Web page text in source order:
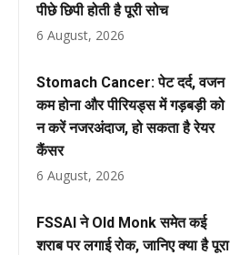
पीछे छिपी होती है पूरी सोच
6 August, 2026
Stomach Cancer: पेट दर्द, वजन
कम होना और पीरियड्स में गड़बड़ी को
न करें नजरअंदाज, हो सकता है रेयर
कैंसर
6 August, 2026
FSSAI ने Old Monk समेत कई
शराब पर लगाई रोक, जानिए क्या है पूरा